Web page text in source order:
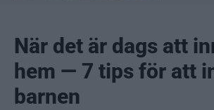
När det är dags att
hem — 7 tips för att
barnen